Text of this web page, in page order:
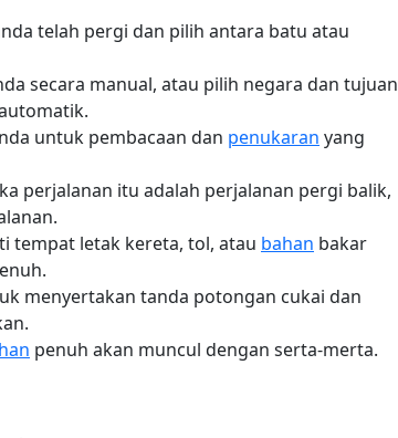
telah pergi dan pilih antara batu atau
secara manual, atau pilih negara dan tujuan
untuk pembacaan dan penukaran yang
perjalanan itu adalah perjalanan pergi balik,
tempat letak kereta, tol, atau bahan bakar
menyertakan tanda potongan cukai dan
penuh akan muncul dengan serta-merta.